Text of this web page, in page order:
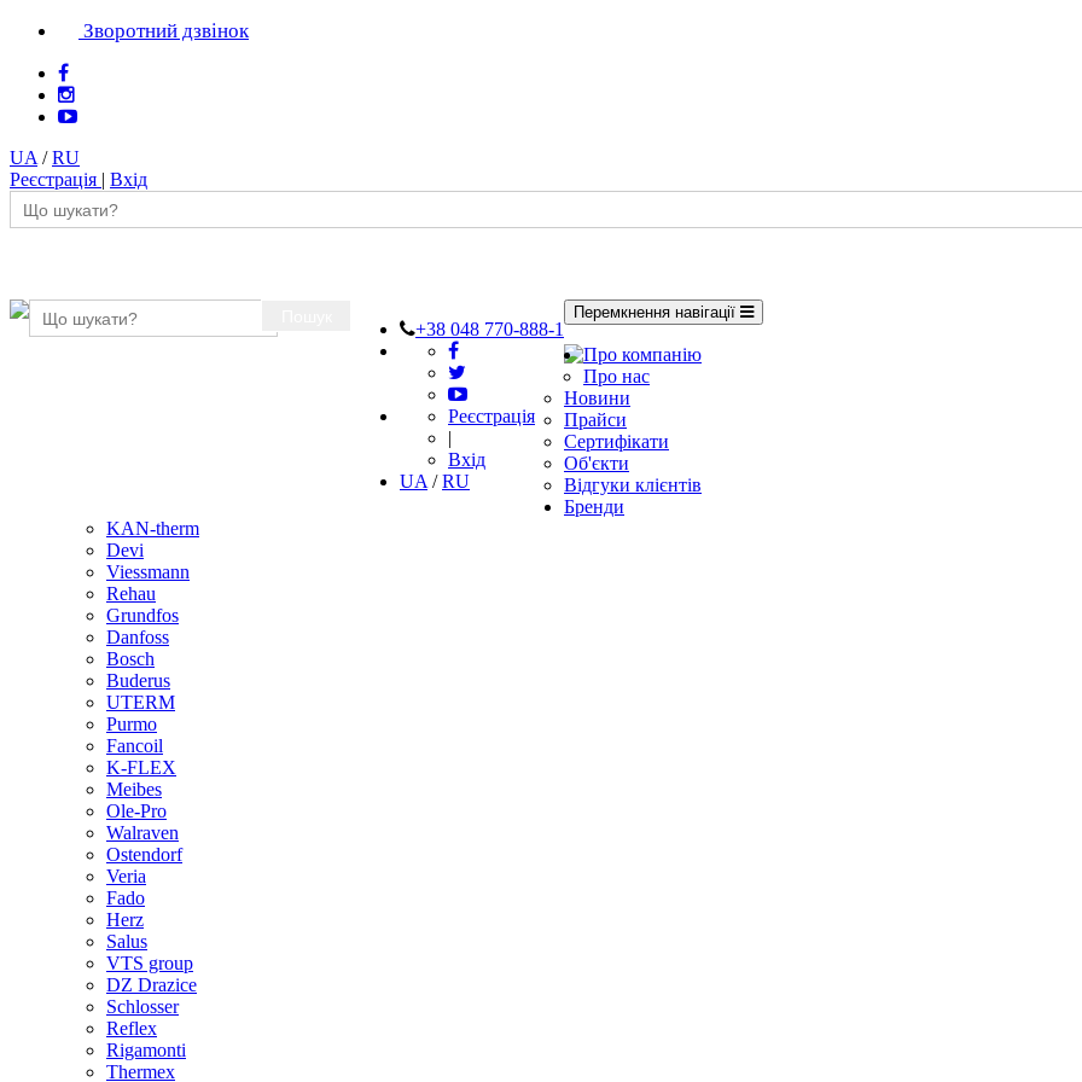
Зворотний дзвінок
UA /RU
Реєстрація | Вхід
+38 048 770-888-1
Реєстрація
|
Вхід
UA /RU
Перемкнення навігації
Про компанію
Про нас
Новини
Прайси
Сертифікати
Об'єкти
Відгуки клієнтів
Бренди
KAN-therm
Devi
Viessmann
Rehau
Grundfos
Danfoss
Bosch
Buderus
UTERM
Purmo
Fancoil
K-FLEX
Meibes
Ole-Pro
Walraven
Ostendorf
Veria
Fado
Herz
Salus
VTS group
DZ Drazice
Schlosser
Reflex
Rigamonti
Thermex